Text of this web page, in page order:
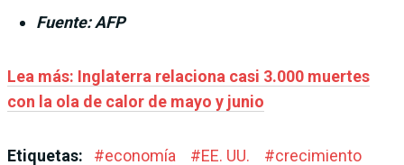
Fuente: AFP
Lea más: Inglaterra relaciona casi 3.000 muertes
con la ola de calor de mayo y junio
Etiquetas: #economía #EE. UU. #crecimiento